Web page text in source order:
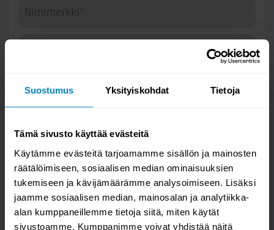
Suostumus Yksityiskohdat Tietoja
Tämä sivusto käyttää evästeitä
Käytämme evästeitä tarjoamamme sisällön ja mainosten
räätälöimiseen, sosiaalisen median ominaisuuksien
tukemiseen ja kävijämäärämme analysoimiseen. Lisäksi
jaamme sosiaalisen median, mainosalan ja analytiikka-
alan kumppaneillemme tietoja siitä, miten käytät
sivustoamme. Kumppanimme voivat yhdistää näitä
Kysymys/vastaus saa näkyä muille
LÄHETÄ